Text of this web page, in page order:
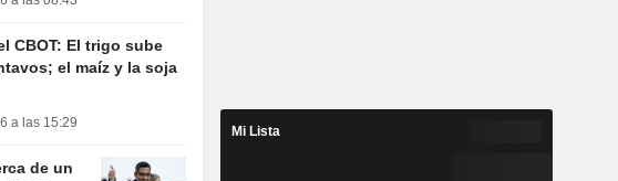
CBOT: El trigo sube
el maíz y la soja
a las 15:29
de un
Mi Lista